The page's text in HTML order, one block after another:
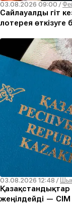
03.08.2026 09:00 /
Сайлауалды үгіт
лотерея өткізуге
03.08.2026 12:48 /
Қазақстандықтар
жеңілдейді — СІМ